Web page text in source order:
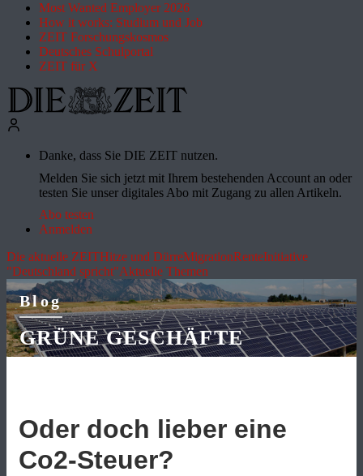
Most Wanted Employer 2026
How it works: Studium und Job
ZEIT Forschungskosmos
Deutsches Schulportal
ZEIT für X
Danke, dass Sie DIE ZEIT nutzen.
Melden Sie sich jetzt mit Ihrem bestehenden Account an oder
testen Sie unser digitales Abo mit Zugang zu allen Artikeln.
Abo testen
Anmelden
Die aktuelle ZEITHitze und DürreMigrationRenteInitiative
"Deutschland spricht"Aktuelle Themen
Blog
GRÜNE GESCHÄFTE
Oder doch lieber eine
Co2-Steuer?